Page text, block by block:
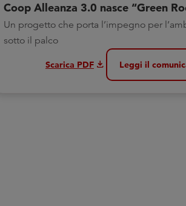
Coop Alleanza 3.0 nasce “Green
Un progetto che porta l’impegno per
sotto il palco
Scarica PDF download Leggi il